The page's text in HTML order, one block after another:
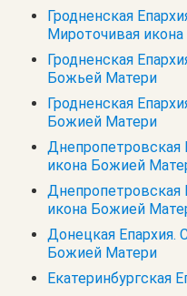
Гродненская
Мироточивая
Гродненская
Божьей Матери
Гродненская
Божией Матери
Днепропетровская
икона Божией
Днепропетровская
икона Божией
Донецкая Епархия.
Божией Матери
Екатеринбургская